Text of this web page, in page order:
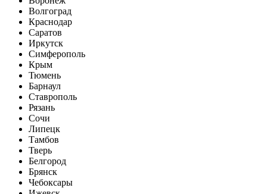
Волгоград
Краснодар
Саратов
Иркутск
Симферополь
Крым
Тюмень
Барнаул
Ставрополь
Рязань
Сочи
Липецк
Тамбов
Тверь
Белгород
Брянск
Чебоксары